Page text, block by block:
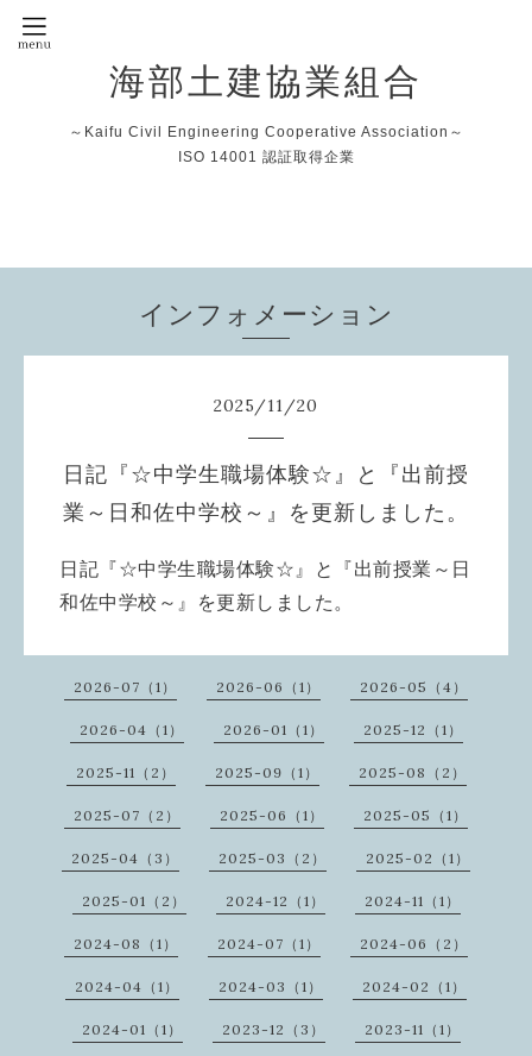
海部土建協業組合
～Kaifu Civil Engineering Cooperative Association～
ISO 14001 認証取得企業
インフォメーション
2025/11/20
日記『☆中学生職場体験☆』と『出前授
業～日和佐中学校～』を更新しました。
日記『☆中学生職場体験☆』と『出前授業～日
和佐中学校～』を更新しました。
2026-07（1） 2026-06（1） 2026-05（4）
2026-04（1） 2026-01（1） 2025-12（1）
2025-11（2） 2025-09（1） 2025-08（2）
2025-07（2） 2025-06（1） 2025-05（1）
2025-04（3） 2025-03（2） 2025-02（1）
2025-01（2） 2024-12（1） 2024-11（1）
2024-08（1） 2024-07（1） 2024-06（2）
2024-04（1） 2024-03（1） 2024-02（1）
2024-01（1） 2023-12（3） 2023-11（1）